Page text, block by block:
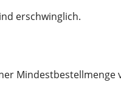
erschwinglich.
Mindestbestellmenge